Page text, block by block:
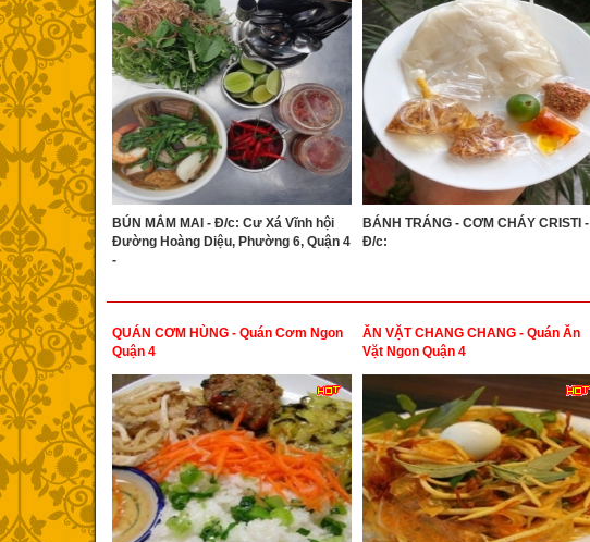
BÚN MẮM MAI - Đ/c: Cư Xá Vĩnh hội
Đường Hoàng Diệu, Phường 6, Quận 4
-
BÁNH TRÁNG - CƠM CHÁY CRISTI -
Đ/c:
QUÁN CƠM HÙNG - Quán Cơm Ngon
Quận 4
ĂN VẶT CHANG CHANG - Quán Ăn
Vặt Ngon Quận 4